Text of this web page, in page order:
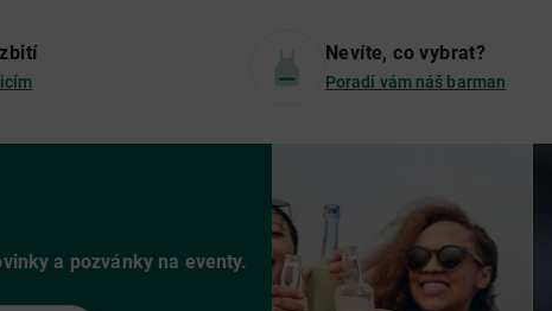
Nevíte, co vybrat?
Poradí vám náš barman
a pozvánky na eventy.